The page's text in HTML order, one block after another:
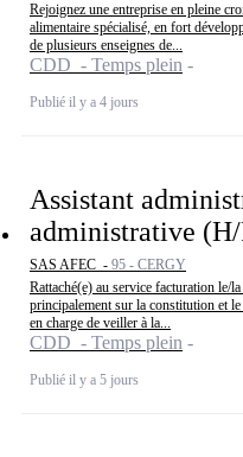
Rejoignez une entreprise en pleine
alimentaire spécialisé, en fort
de plusieurs enseignes de...
CDD - Temps plein
Publié il y a 4 jours
Assistant
administrative
SAS AFEC - 95 - CERGY
Rattaché(e) au service facturation le/
principalement sur la constitution et
en charge de veiller à la...
CDD - Temps plein
Publié il y a 5 jours